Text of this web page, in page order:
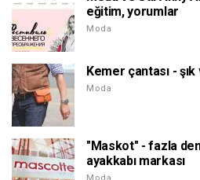
eğitim, yorumlar
Moda
Kemer çantası -
Moda
"Maskot" - fazla
ayakkabı markası
Moda